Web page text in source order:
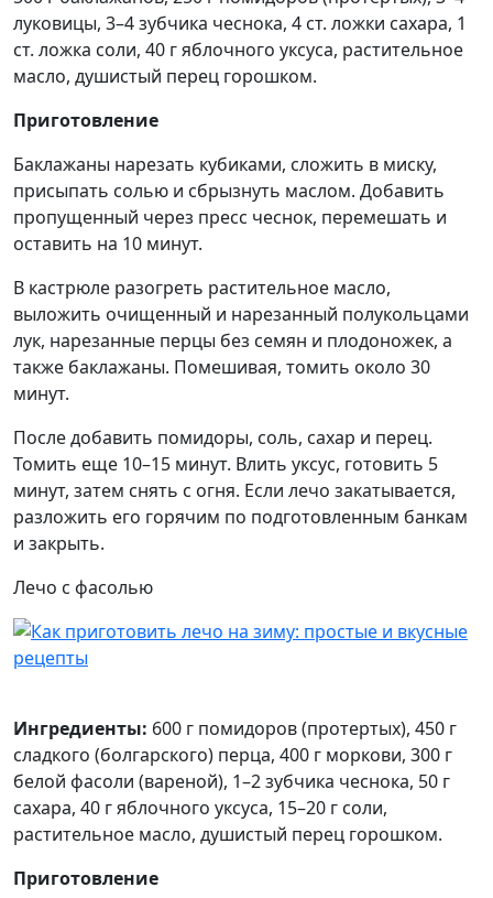
луковицы, 3–4 зубчика чеснока, 4 ст. ложки сахара, 1
ст. ложка соли, 40 г яблочного уксуса, растительное
масло, душистый перец горошком.
Приготовление
Баклажаны нарезать кубиками, сложить в миску,
присыпать солью и сбрызнуть маслом. Добавить
пропущенный через пресс чеснок, перемешать и
оставить на 10 минут.
В кастрюле разогреть растительное масло,
выложить очищенный и нарезанный полукольцами
лук, нарезанные перцы без семян и плодоножек, а
также баклажаны. Помешивая, томить около 30
минут.
После добавить помидоры, соль, сахар и перец.
Томить еще 10–15 минут. Влить уксус, готовить 5
минут, затем снять с огня. Если лечо закатывается,
разложить его горячим по подготовленным банкам
и закрыть.
Лечо с фасолью
Ингредиенты: 600 г помидоров (протертых), 450 г
сладкого (болгарского) перца, 400 г моркови, 300 г
белой фасоли (вареной), 1–2 зубчика чеснока, 50 г
сахара, 40 г яблочного уксуса, 15–20 г соли,
растительное масло, душистый перец горошком.
Приготовление